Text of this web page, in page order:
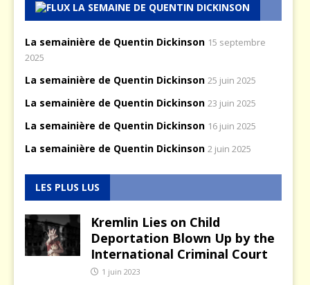
LA SEMAINE DE QUENTIN DICKINSON
La semainière de Quentin Dickinson 15 septembre
2025
La semainière de Quentin Dickinson 25 juin 2025
La semainière de Quentin Dickinson 23 juin 2025
La semainière de Quentin Dickinson 16 juin 2025
La semainière de Quentin Dickinson 2 juin 2025
LES PLUS LUS
Kremlin Lies on Child
Deportation Blown Up by the
International Criminal Court
1 juin 2023